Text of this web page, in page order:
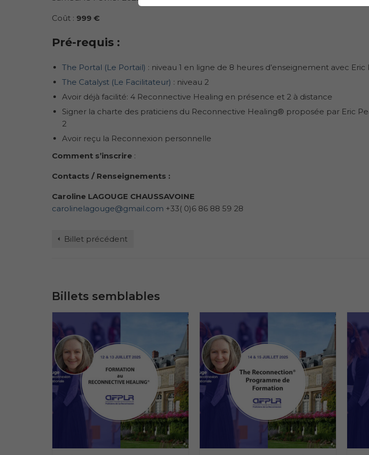
Coût : 999 €
Pré-requis :
The Portal (Le Portail) : niveau 1 en ligne de 8 heures d’enseignement avec
The Catalyst (Le Facilitateur) : niveau 2
Avoir déjà facilité: 4 Reconnective Healing en présence et 2 à distance
Signer la charte des praticiens du Reconnective Healing® proposée par Eric
2
Avoir reçu la Reconnexion personnelle
Comment s’inscrire :
Contacts / Renseignements :
Caroline LAGOUGE CHAUSSAVOINE
carolinelagouge@gmail.com +33( 0)6 86 88 59 28
Billet précédent
Billets semblables